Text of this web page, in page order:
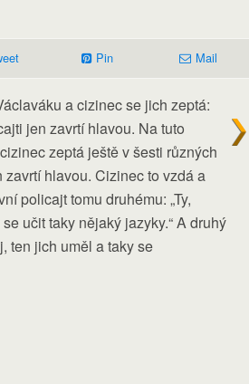
Pin Mail
a cizinec se jich zeptá:
jen zavrtí hlavou. Na tuto
zeptá ještě v šesti různých
hlavou. Cizinec to vzdá a
policajt tomu druhému: „Ty,
učit taky nějaký jazyky.“ A druhý
ten jich uměl a taky se